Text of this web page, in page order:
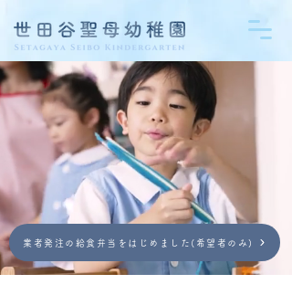
業者発注の給食弁当をはじめました(希望者のみ)